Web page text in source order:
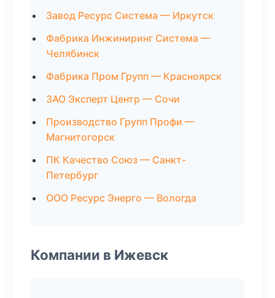
Завод Ресурс Система — Иркутск
Фабрика Инжиниринг Система —
Челябинск
Фабрика Пром Групп — Красноярск
ЗАО Эксперт Центр — Сочи
Производство Групп Профи —
Магнитогорск
ПК Качество Союз — Санкт-
Петербург
ООО Ресурс Энерго — Вологда
Компании в Ижевск